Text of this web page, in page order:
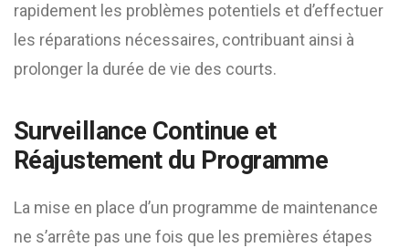
rapidement les problèmes potentiels et d’effectuer
les réparations nécessaires, contribuant ainsi à
prolonger la durée de vie des courts.
Surveillance Continue et
Réajustement du Programme
La mise en place d’un programme de maintenance
ne s’arrête pas une fois que les premières étapes